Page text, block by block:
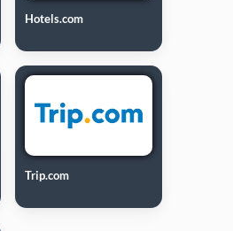
Hotels.com
Trip.com